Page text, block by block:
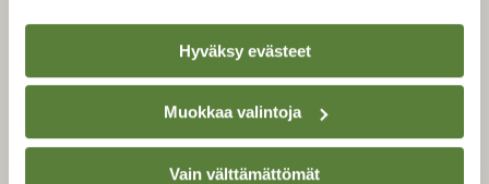
Hyväksy evästeet
Muokkaa valintoja
Vain välttämättömät
SUOJELU­LIITTO
kustantaja on
luonnonsuojelu­liitto.